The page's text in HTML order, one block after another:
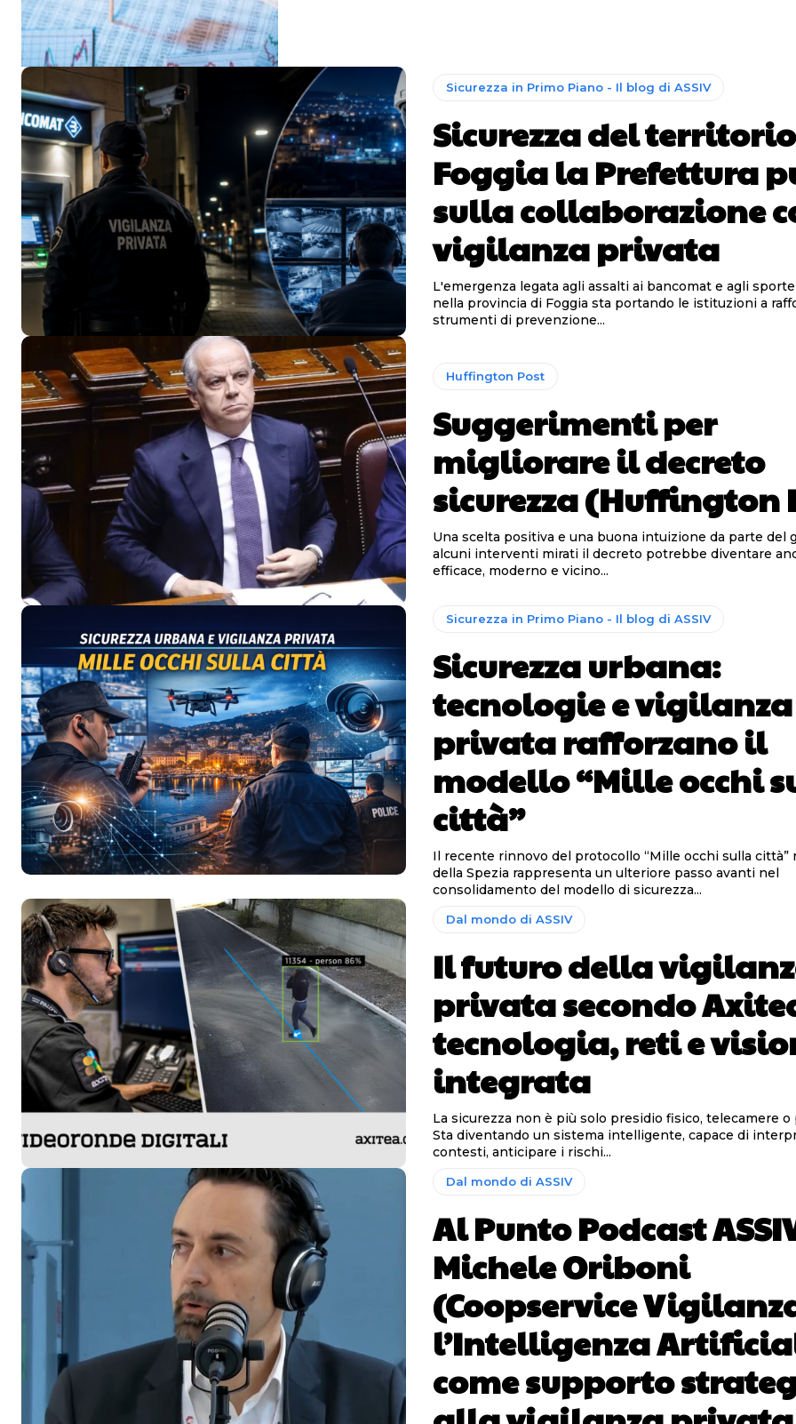
Sicurezza in Primo Piano - Il blog di ASSIV
Sicurezza del
Foggia la Prefettura
sulla collaborazione
vigilanza privata
L'emergenza legata agli assalti ai bancomat e agli
nella provincia di Foggia sta portando le istituzioni a
strumenti di prevenzione...
Huffington Post
Suggerimenti per
migliorare il decreto
sicurezza (Huffington
Una scelta positiva e una buona intuizione da parte del
alcuni interventi mirati il decreto potrebbe diventare
efficace, moderno e vicino...
Sicurezza in Primo Piano - Il blog di ASSIV
Sicurezza urbana:
tecnologie e vigilanza
privata rafforzano il
modello “Mille occhi
città”
Il recente rinnovo del protocollo “Mille occhi sulla
della Spezia rappresenta un ulteriore passo avanti nel
consolidamento del modello di sicurezza...
Dal mondo di ASSIV
Il futuro della
privata secondo
tecnologia, reti e
integrata
La sicurezza non è più solo presidio fisico, telecamere o
Sta diventando un sistema intelligente, capace di
contesti, anticipare i rischi...
Dal mondo di ASSIV
Al Punto Podcast
Michele Oriboni
(Coopservice
l’Intelligenza
come supporto